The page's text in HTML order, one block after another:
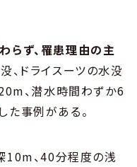
らず、罹患理由の主
、ドライスーツの水没
、潜水時間わずか6
た事例がある。
10m、40分程度の浅